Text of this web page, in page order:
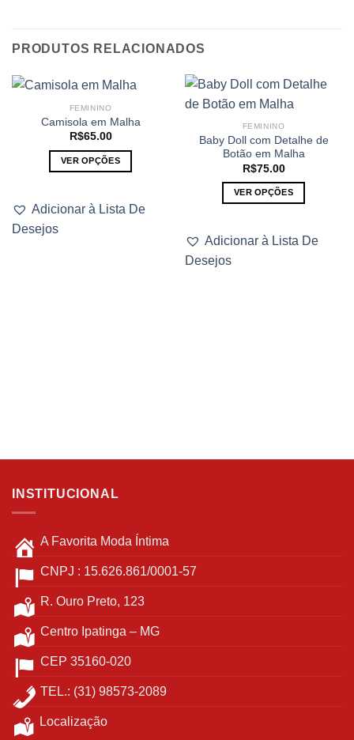
PRODUTOS RELACIONADOS
FEMININO
Camisola em Malha
R$65.00
VER OPÇÕES
tem
Adicionar à Lista De
Desejos
FEMININO
Baby Doll com Detalhe de
Botão em Malha
R$75.00
VER OPÇÕES
tem
Adicionar à Lista De
Desejos
INSTITUCIONAL
A Favorita Moda Íntima
CNPJ : 15.626.861/0001-57
R. Ouro Preto, 123
Centro Ipatinga – MG
CEP 35160-020
TEL.: (31) 98573-2089
Localização